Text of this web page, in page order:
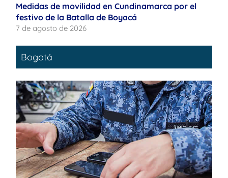
Medidas de movilidad en Cundinamarca por el
festivo de la Batalla de Boyacá
7 de agosto de 2026
Bogotá